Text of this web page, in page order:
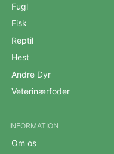
Fugl
Fisk
Reptil
Hest
Andre Dyr
Veterinærfoder
INFORMATION
Om os